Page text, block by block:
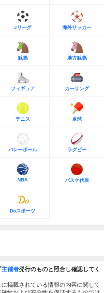
Jリーグ 海外サッカー
競馬 地方競馬
フィギュア カーリング
テニス 卓球
バレーボール ラグビー
NBA バスケ代表
Doスポーツ
主催者発行のものと照合し確認してく
掲載されている情報の内容に関して